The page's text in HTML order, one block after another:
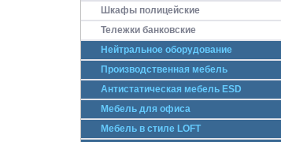
Шкафы полицейские
Тележки банковские
Нейтральное оборудование
Производственная мебель
Антистатическая мебель ESD
Мебель для офиса
Мебель в стиле LOFT